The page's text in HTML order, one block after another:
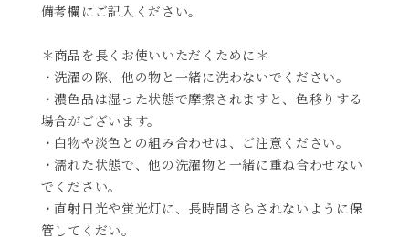
備考欄にご記入ください。
＊商品を長くお使いいただくために＊
・洗濯の際、他の物と一緒に洗わないでください。
・濃色品は湿った状態で摩擦されますと、色移りする
場合がございます。
・白物や淡色との組み合わせは、ご注意ください。
・濡れた状態で、他の洗濯物と一緒に重ね合わせない
でください。
・直射日光や蛍光灯に、長時間さらされないように保
管してくだい。